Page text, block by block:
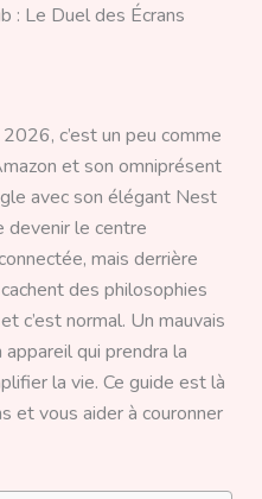
: Le Duel des Écrans
c’est un peu comme
et son omniprésent
avec son élégant Nest
devenir le centre
mais derrière
des philosophies
c’est normal. Un mauvais
appareil qui prendra la
la vie. Ce guide est là
et vous aider à couronner